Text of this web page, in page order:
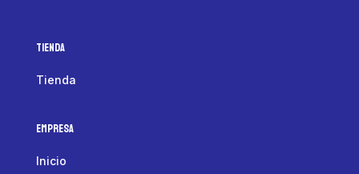
Tienda
Tienda
Empresa
Inicio